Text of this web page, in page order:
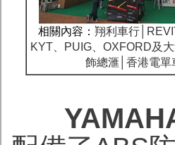
相關內容： 翔利車行
KYT、PUIG、OXFORD及
飾總滙│香港電單